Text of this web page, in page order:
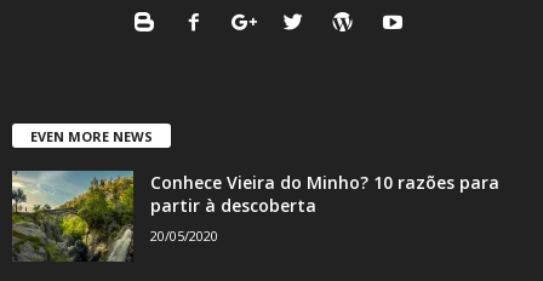
EVEN MORE NEWS
Conhece Vieira do Minho? 10 razões para
partir à descoberta
20/05/2020